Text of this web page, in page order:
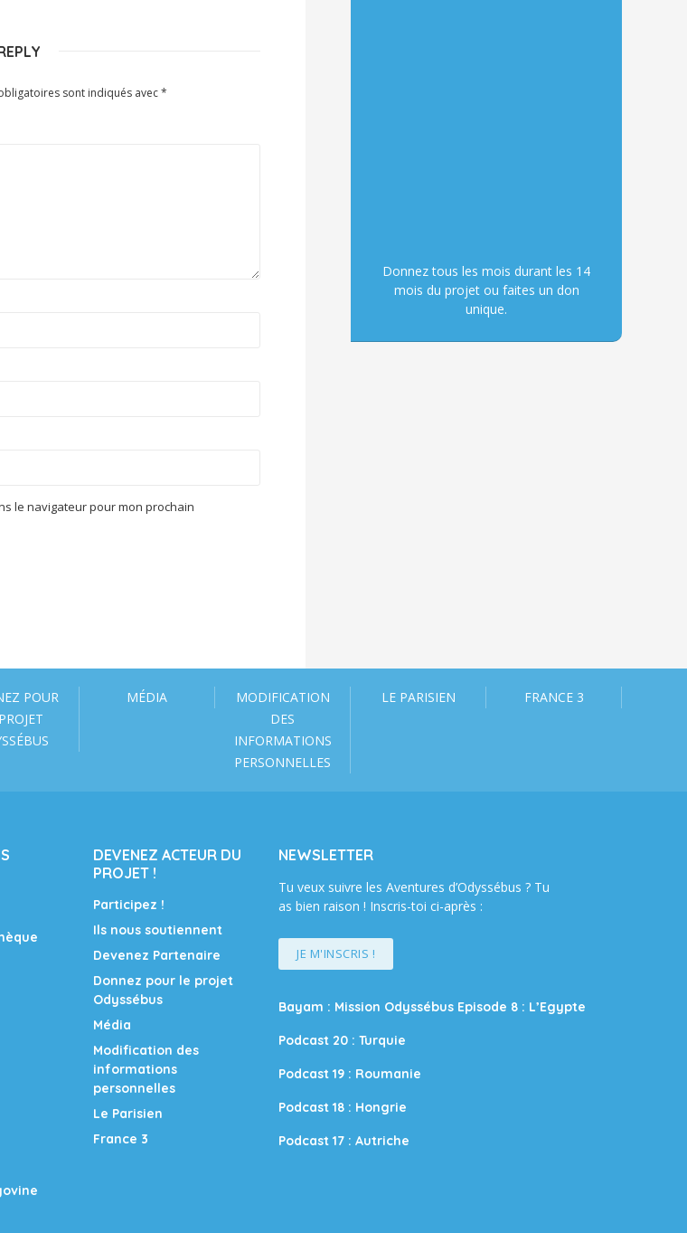
sont indiqués avec*
le navigateur pour mon prochain
Donnez tous les mois durant les 14
mois du projet ou faites un don
unique.
POUR
MÉDIA
MODIFICATION
DES
INFORMATIONS
PERSONNELLES
LE PARISIEN FRANCE 3
DEVENEZ ACTEUR DU
PROJET !
Participez !
Ils nous soutiennent
Devenez Partenaire
Donnez pour le projet
Odyssébus
Média
Modification des
informations
personnelles
Le Parisien
France 3
NEWSLETTER
Tu veux suivre les Aventures d’Odyssébus ? Tu
as bien raison ! Inscris-toi ci-après :
JE M'INSCRIS !
Bayam : Mission Odyssébus Episode 8 : L’Egypte
Podcast 20 : Turquie
Podcast 19 : Roumanie
Podcast 18 : Hongrie
Podcast 17 : Autriche